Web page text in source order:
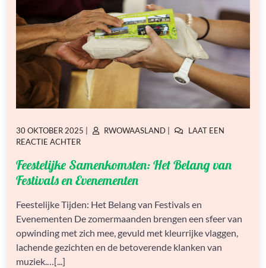
GEPLAATST
OP
30 OKTOBER 2025
GEPLAATST
RWOWAASLAND
LAAT EEN
REACTIE ACHTEROP
SAMENKOMSTEN:
HET
BELANG
FESTIVALS
EN
EVENEMENTEN
Feestelijke Samenkomsten: Het Belang van
Festivals en Evenementen
Feestelijke Tijden: Het Belang van Festivals en
Evenementen De zomermaanden brengen een sfeer van
opwinding met zich mee, gevuld met kleurrijke vlaggen,
lachende gezichten en de betoverende klanken van
muziek.…[...]